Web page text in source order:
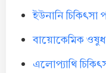
ইউনানি চিকিৎসা
বায়োকেমিক
এলোপ্যাথি